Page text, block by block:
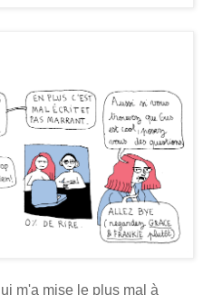
m'a mise le plus mal à